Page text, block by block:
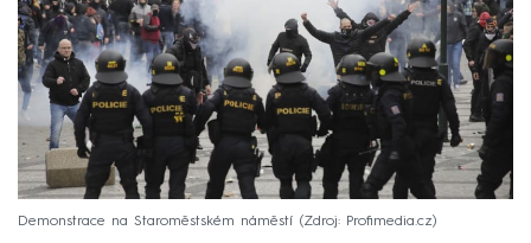
Demonstrace na Staroměstském náměstí Zdroj: Profimedia.cz